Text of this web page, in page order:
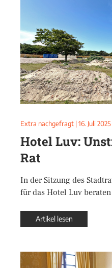
Extra nachgefragt | 16. Juli 2025
Hotel Luv:
Rat
In der Sitzung des
für das Hotel Luv
Artikel lesen